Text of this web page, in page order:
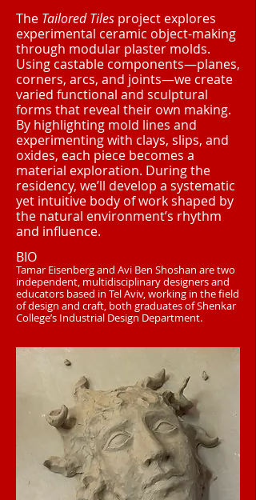
The Tailored Tiles project explores
experimental ceramic object-making
through modular plaster molds.
Using castable components—planes,
corners, arcs, and joints—we create
varied functional and sculptural
forms that reveal their own making.
By highlighting mold lines and
experimenting with clays, slips, and
oxides, each piece becomes a
material exploration. During the
residency, we’ll develop a systematic
yet intuitive body of work shaped by
the natural environment’s rhythm
and influence.
BIO
Tamar Eisenberg and Avi Ben Shoshan are two
independent, multidisciplinary designers and
educators based in Tel Aviv, working in the field
of design and craft, both graduates of Shenkar
College’s Industrial Design Department.